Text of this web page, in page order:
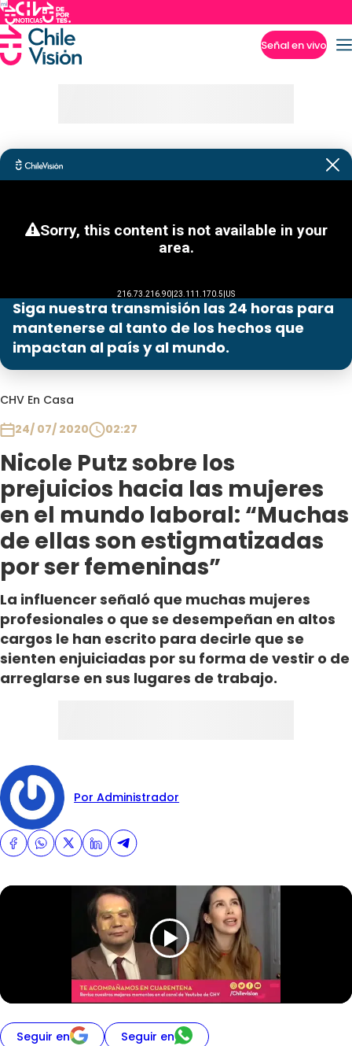
Señal en vivo
Siga nuestra transmisión las 24 horas para
mantenerse al tanto de los hechos que
impactan al país y al mundo.
CHV En Casa
24/ 07/ 2020
02:27
Nicole Putz sobre los
prejuicios hacia las mujeres
en el mundo laboral: “Muchas
de ellas son estigmatizadas
por ser femeninas”
La influencer señaló que muchas mujeres
profesionales o que se desempeñan en altos
cargos le han escrito para decirle que se
sienten enjuiciadas por su forma de vestir o de
arreglarse en sus lugares de trabajo.
Por Administrador
Seguir en Seguir en
Programas
Club De La Comedia
Contigo en Directo
Plan Perfecto
El Tiempo
Sabingo
Todos Los Programas